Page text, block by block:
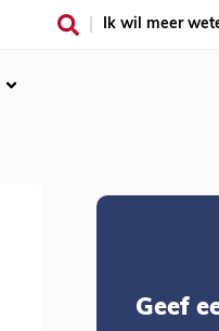
Ik wil meer
Geef